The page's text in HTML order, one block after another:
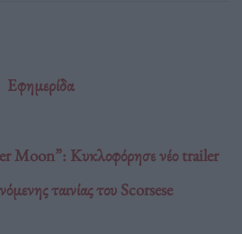
Εφημερίδα
Moon”: Κυκλοφόρησε νέο trailer
ταινίας του Scorsese